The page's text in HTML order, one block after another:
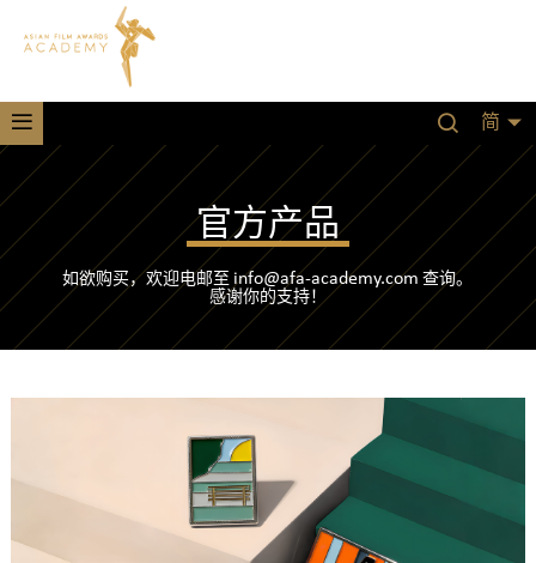
简
官方产品
如欲购买，欢迎电邮至 info@afa-academy.com 查询。
感谢你的支持！